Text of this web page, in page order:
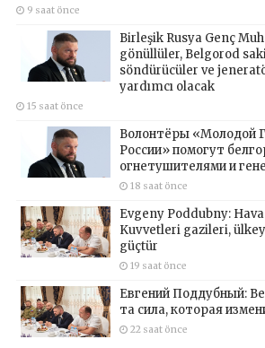
9 saat önce
Birleşik Rusya Genç
gönüllüler, Belgorod
söndürücüler ve
yardımcı olacak
15 saat önce
Волонтёры «Молодой
России» помогут
огнетушителями и
18 saat önce
Evgeny Poddubny:
Kuvvetleri gazileri,
güçtür
19 saat önce
Евгений Поддубный:
та сила, которая
22 saat önce